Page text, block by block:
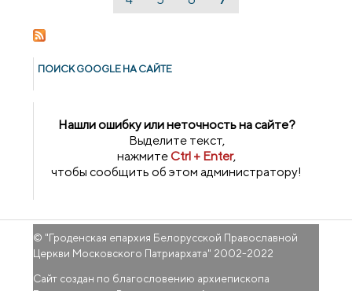
ПОИСК GOОGLE НА САЙТЕ
Нашли ошибку или неточность на сайте?
Выделите текст,
нажмитеCtrl + Enter,
чтобы сообщить об этом администратору!
© "Гроденская епархия Белорусской Православной
Церкви Московского Патриархата" 2002-2022
Сайт создан по благословению архиепископа